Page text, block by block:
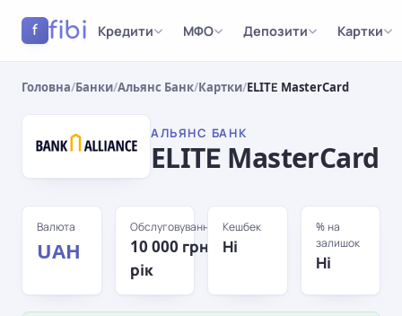
f fibi Кредити МФО Депозити Картки
Головна/Банки/Альянс Банк/Картки/ELITЕ MasterCard
АЛЬЯНС БАНК
ELITЕ MasterCard
Валюта
UAH
Обслуговування
10 000 грн/
рік
Кешбек
Ні
% на
залишок
Ні